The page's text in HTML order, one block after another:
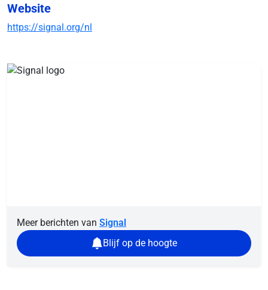
Website
https://signal.org/nl
Meer berichten van Signal
Blijf op de hoogte